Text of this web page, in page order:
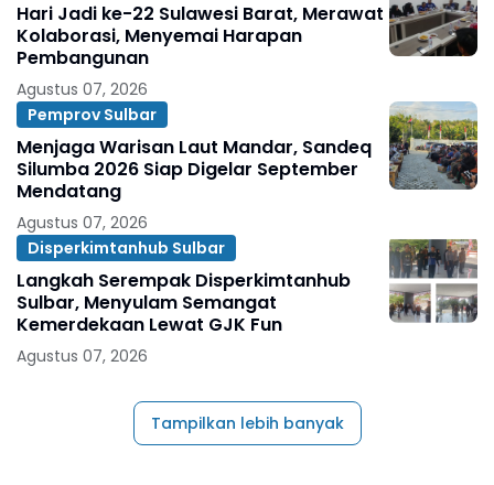
Hari Jadi ke-22 Sulawesi Barat, Merawat
Kolaborasi, Menyemai Harapan
Pembangunan
Agustus 07, 2026
Pemprov Sulbar
Menjaga Warisan Laut Mandar, Sandeq
Silumba 2026 Siap Digelar September
Mendatang
Agustus 07, 2026
Disperkimtanhub Sulbar
Langkah Serempak Disperkimtanhub
Sulbar, Menyulam Semangat
Kemerdekaan Lewat GJK Fun
Agustus 07, 2026
Tampilkan lebih banyak